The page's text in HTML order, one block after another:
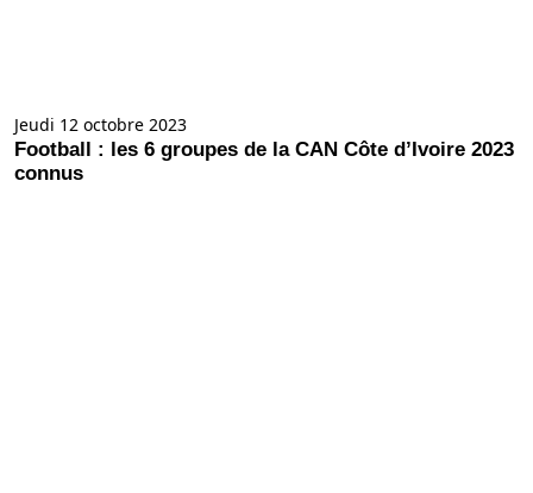
Jeudi 12 octobre 2023
Football : les 6 groupes de la CAN Côte d’Ivoire 2023
connus